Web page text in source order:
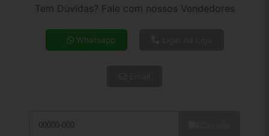
4x de R$ 19,40
5x de R$ 15,72
10x de R$ 8,31
Tem Dúvidas? Fale com nossos Vendedores
Whatsapp